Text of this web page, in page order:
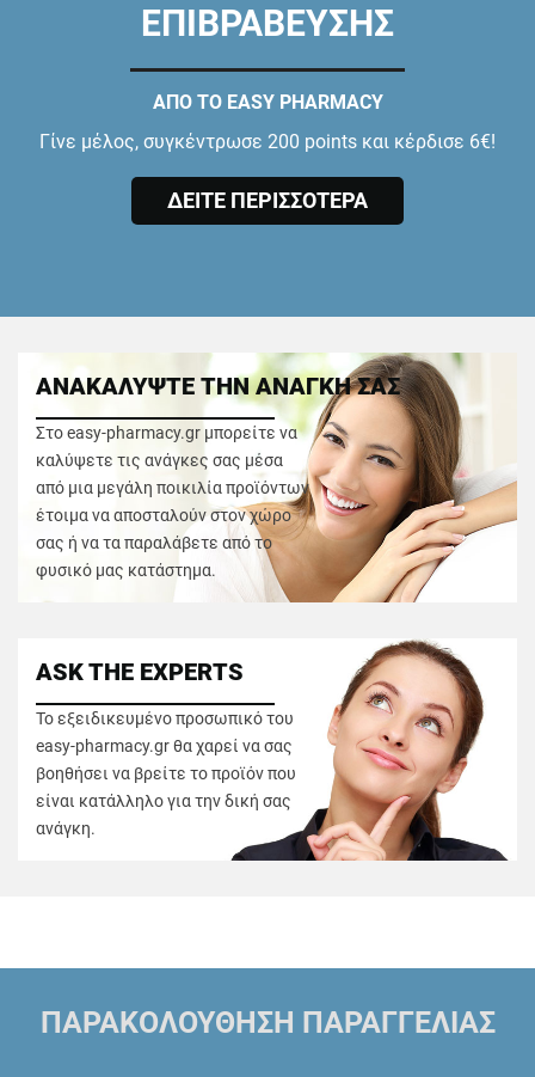
ΕΠΙΒΡΑΒΕΥΣΗΣ
ΑΠΟ ΤΟ EASY PHARMACY
Γίνε μέλος, συγκέντρωσε 200 points και κέρδισε 6€!
ΔΕΙΤΕ ΠΕΡΙΣΣΟΤΕΡΑ
ΑΝΑΚΑΛΥΨΤΕ ΤΗΝ ΑΝΑΓΚΗ ΣΑΣ
Στο easy-pharmacy.gr μπορείτε να
καλύψετε τις ανάγκες σας μέσα
από μια μεγάλη ποικιλία προϊόντων
έτοιμα να αποσταλούν στον χώρο
σας ή να τα παραλάβετε από το
φυσικό μας κατάστημα.
ASK THE EXPERTS
Το εξειδικευμένο προσωπικό του
easy-pharmacy.gr θα χαρεί να σας
βοηθήσει να βρείτε το προϊόν που
είναι κατάλληλο για την δική σας
ανάγκη.
ΠΑΡΑΚΟΛΟΥΘΗΣΗ ΠΑΡΑΓΓΕΛΙΑΣ